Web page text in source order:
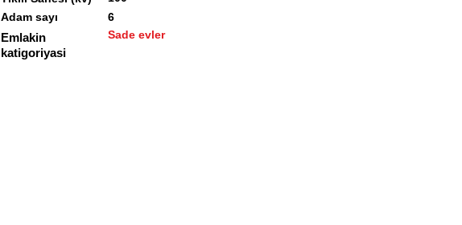
Emlakin
katigoriyasi
Sade evler
6
Adam sayı